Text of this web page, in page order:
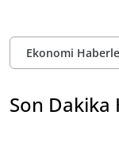
Ekonomi
Son